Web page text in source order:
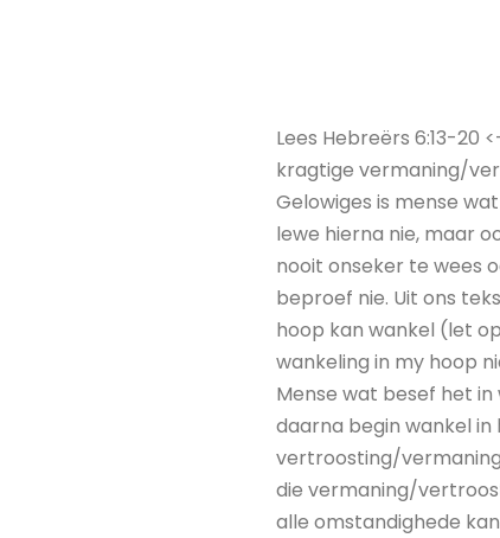
Lees Hebreërs 6:13-20
kragtige vermaning/
Gelowiges is mense
lewe hierna nie, maar
nooit onseker te wees
beproef nie. Uit ons
hoop kan wankel (let
wankeling in my hoop
Mense wat besef het
daarna begin wankel in
vertroosting/
die vermaning/
alle omstandighede